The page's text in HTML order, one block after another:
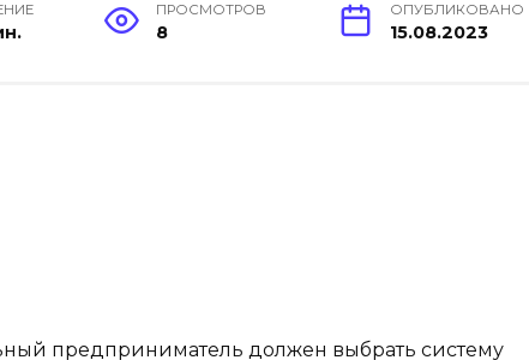
ПРОСМОТРОВ
8
ОПУБЛИКОВАНО
15.08.2023
предприниматель должен выбрать систему